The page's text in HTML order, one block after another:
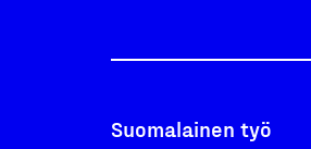
Suomalainen työ